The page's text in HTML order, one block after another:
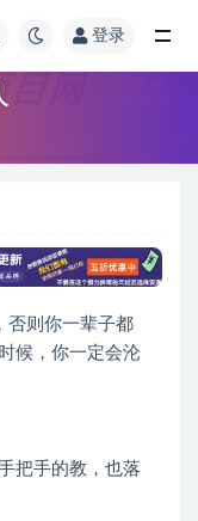
登录
否则你一辈子都
候，你一定会沦
把手的教，也落